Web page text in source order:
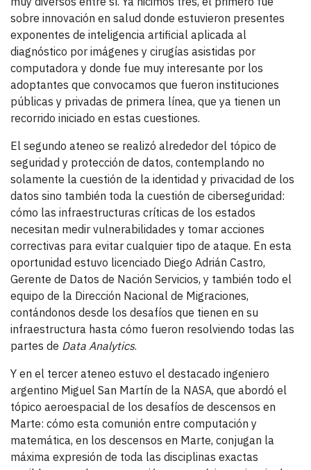
sobre innovación en salud donde estuvieron presentes
exponentes de inteligencia artificial aplicada al
diagnóstico por imágenes y cirugías asistidas por
computadora y donde fue muy interesante por los
adoptantes que convocamos que fueron instituciones
públicas y privadas de primera línea, que ya tienen un
recorrido iniciado en estas cuestiones.
El segundo ateneo se realizó alrededor del tópico de
seguridad y protección de datos, contemplando no
solamente la cuestión de la identidad y privacidad de los
datos sino también toda la cuestión de ciberseguridad:
cómo las infraestructuras críticas de los estados
necesitan medir vulnerabilidades y tomar acciones
correctivas para evitar cualquier tipo de ataque. En esta
oportunidad estuvo licenciado Diego Adrián Castro,
Gerente de Datos de Nación Servicios, y también todo el
equipo de la Dirección Nacional de Migraciones,
contándonos desde los desafíos que tienen en su
infraestructura hasta cómo fueron resolviendo todas las
partes de Data Analytics.
Y en el tercer ateneo estuvo el destacado ingeniero
argentino Miguel San Martín de la NASA, que abordó el
tópico aeroespacial de los desafíos de descensos en
Marte: cómo esta comunión entre computación y
matemática, en los descensos en Marte, conjugan la
máxima expresión de toda las disciplinas exactas